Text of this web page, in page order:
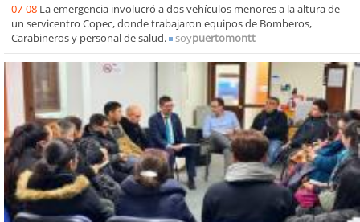
07-08 La emergencia involucró a dos vehículos menores a la altura de
un servicentro Copec, donde trabajaron equipos de Bomberos,
Carabineros y personal de salud.
soypuertomontt